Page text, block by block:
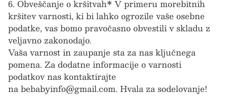
6. Obveščanje o kršitvah* V primeru morebitnih
kršitev varnosti, ki bi lahko ogrozile vaše osebne
podatke, vas bomo pravočasno obvestili v skladu z
veljavno zakonodajo.
Vaša varnost in zaupanje sta za nas ključnega
pomena. Za dodatne informacije o varnosti
podatkov nas kontaktirajte
nabebabyinfo@gmail.com. Hvala za sodelovanje!